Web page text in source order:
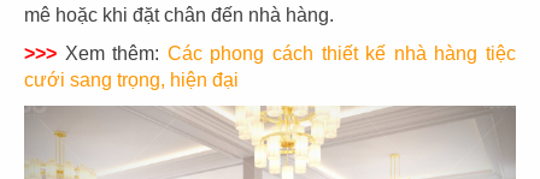
mê hoặc khi đặt chân đến nhà hàng.
>>> Xem thêm: Các phong cách thiết kế nhà hàng tiệc
cưới sang trọng, hiện đại
37
EL GAUCHO
CN Hà Nội
EL GAUCHO
CN Trần Hưng Đạo